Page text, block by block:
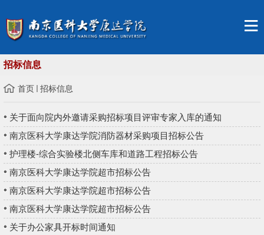
招标信息
首页 招标信息
关于面向院内外邀请采购招标项目评审专家入库的通知
南京医科大学康达学院消防器材采购项目招标公告
护理楼-综合实验楼北侧车库和道路工程招标公告
南京医科大学康达学院超市招标公告
南京医科大学康达学院超市招标公告
南京医科大学康达学院超市招标公告
关于办公家具开标时间通知